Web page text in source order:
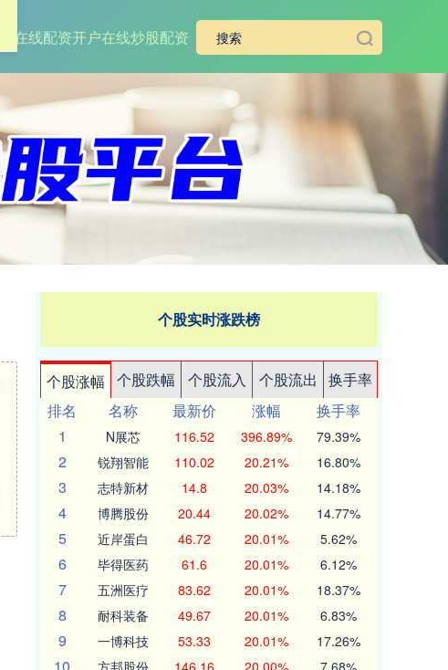
在线配资开户在线炒股配资
个股实时涨跌榜
个股涨幅 个股跌幅 个股流入 个股流出
换手率
排名
名称 最新价 涨幅
换手率
1
N展芯 116.52 396.89% 79.39%
2 锐翔智能 110.02 20.21% 16.80%
3 志特新材 14.8 20.03% 14.18%
4 博腾股份 20.44 20.02% 14.77%
5 近岸蛋白 46.72 20.01% 5.62%
6 毕得医药 61.6 20.01% 6.12%
7 五洲医疗 83.62 20.01% 18.37%
8 耐科装备 49.67 20.01% 6.83%
9 一博科技 53.33 20.01% 17.26%
方邦股份 146.16 20.00% 7.68%